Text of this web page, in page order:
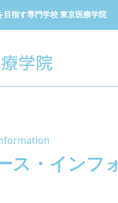
目指す専門学校 東京医療学院
ス・ インフ